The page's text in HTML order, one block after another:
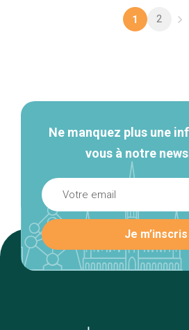
1 2
Ne manquez plus une
vous à notre